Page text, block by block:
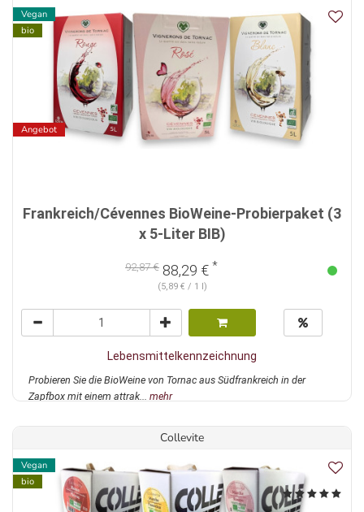
Vegan
bio
Angebot
Frankreich/Cévennes BioWeine-Probierpaket (3
x 5-Liter BIB)
92,87 € 88,29 € *
(5,89 € / 1 l)
Lebensmittelkennzeichnung
Probieren Sie die BioWeine von Tornac aus Südfrankreich in der
Zapfbox mit einem attrak... mehr
Collevite
Vegan
bio